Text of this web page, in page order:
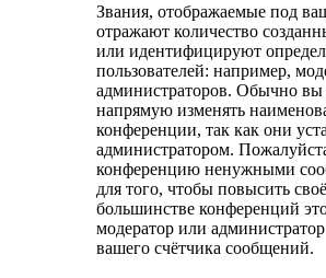
Звания, отображаемые под
отражают количество
или идентифицируют
пользователей: например,
администраторов. Обычно вы
напрямую изменять
конференции, так как они
администратором.
конференцию ненужными
для того, чтобы повысить
большинстве конференций
модератор или
вашего счётчика сообщений.